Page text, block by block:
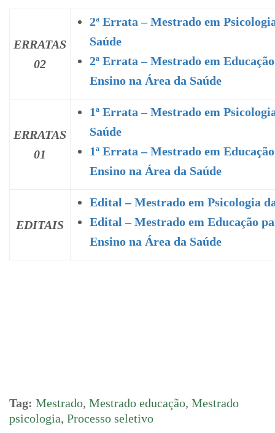
ERRATAS
02
2ª Errata – Mestrado em
Saúde
2ª Errata – Mestrado em
Ensino na Área da Saúde
ERRATAS
01
1ª Errata – Mestrado em
Saúde
1ª Errata – Mestrado em
Ensino na Área da Saúde
EDITAIS
Edital – Mestrado em Psicologia
Edital – Mestrado em Educação
Ensino na Área da Saúde
Tag: Mestrado, Mestrado educação, Mestrado
psicologia, Processo seletivo